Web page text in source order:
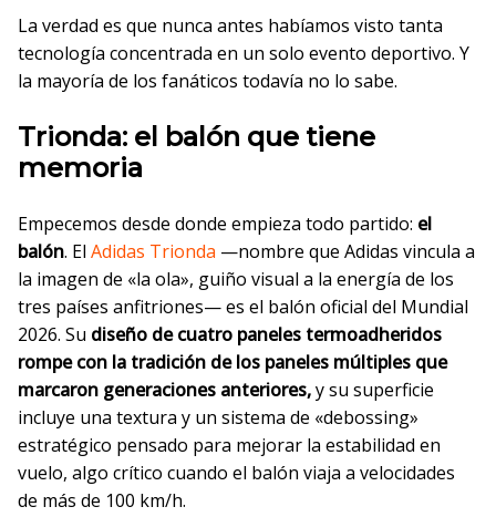
La verdad es que nunca antes habíamos visto tanta
tecnología concentrada en un solo evento deportivo. Y
la mayoría de los fanáticos todavía no lo sabe.
Trionda: el balón que tiene
memoria
Empecemos desde donde empieza todo partido: el
balón. El Adidas Trionda —nombre que Adidas vincula a
la imagen de «la ola», guiño visual a la energía de los
tres países anfitriones— es el balón oficial del Mundial
2026. Su diseño de cuatro paneles termoadheridos
rompe con la tradición de los paneles múltiples que
marcaron generaciones anteriores,y su superficie
incluye una textura y un sistema de «debossing»
estratégico pensado para mejorar la estabilidad en
vuelo, algo crítico cuando el balón viaja a velocidades
de más de 100 km/h.